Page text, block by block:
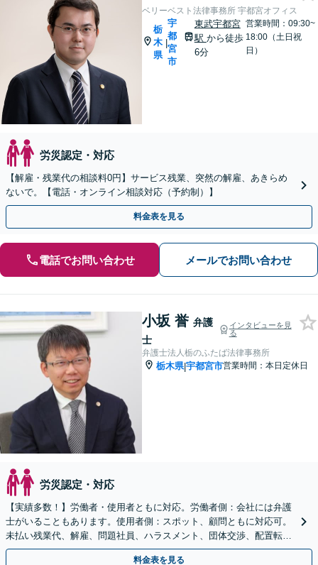
ベリーベスト法律事務所 宇都宮オフィス
栃
木
県
|
宇
都
宮
市
東武宇都宮
駅 から徒歩
6分
営業時間：09:30~
18:00（土日祝
日）
労災認定・対応
【解雇・残業代の相談料0円】サービス残業、突然の解雇、あきらめ
ないで。【電話・オンライン相談対応（予約制）】
料金表を見る
電話でお問い合わせ メールでお問い合わせ
小坂 誉 弁護
士
インタビューを見
る
弁護士法人栃のふたば法律事務所
栃木県|宇都宮市営業時間：本日定休日
労災認定・対応
【実績多数！】労働者・使用者ともに対応。労働者側：会社には弁護
士がいることもあります。使用者側：スポット、顧問ともに対応可。
未払い残業代、解雇、問題社員、ハラスメント、団体交渉、配置転換
など、まずはご相談ください【弁護士歴15年以上】
料金表を見る